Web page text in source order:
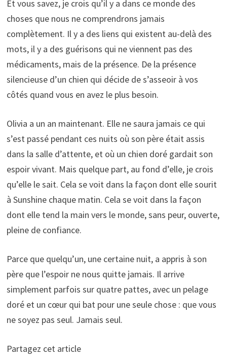
Et vous savez, je crois qu’il y a dans ce monde des
choses que nous ne comprendrons jamais
complètement. Il y a des liens qui existent au-delà des
mots, il y a des guérisons qui ne viennent pas des
médicaments, mais de la présence. De la présence
silencieuse d’un chien qui décide de s’asseoir à vos
côtés quand vous en avez le plus besoin.
Olivia a un an maintenant. Elle ne saura jamais ce qui
s’est passé pendant ces nuits où son père était assis
dans la salle d’attente, et où un chien doré gardait son
espoir vivant. Mais quelque part, au fond d’elle, je crois
qu’elle le sait. Cela se voit dans la façon dont elle sourit
à Sunshine chaque matin. Cela se voit dans la façon
dont elle tend la main vers le monde, sans peur, ouverte,
pleine de confiance.
Parce que quelqu’un, une certaine nuit, a appris à son
père que l’espoir ne nous quitte jamais. Il arrive
simplement parfois sur quatre pattes, avec un pelage
doré et un cœur qui bat pour une seule chose : que vous
ne soyez pas seul. Jamais seul.
Partagez cet article